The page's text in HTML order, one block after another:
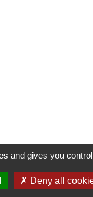
and gives you
Deny all